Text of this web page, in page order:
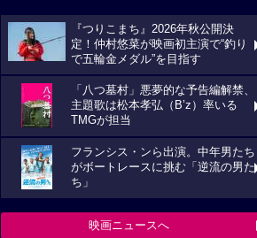
『つりこまち』2026年秋公開決
定！仲村悠菜が映画初主演で“釣り
で五輪金メダル”を目指す
「八つ墓村」悪夢的な予告編解禁、
主題歌は松本孝弘（B’z）率いる
TMGが担当
フランシス・ンら出演。中年男たち
がボートレースに挑む「逆流の男た
ち」
映画ニュースへ